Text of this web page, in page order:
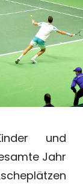
und
Jahr